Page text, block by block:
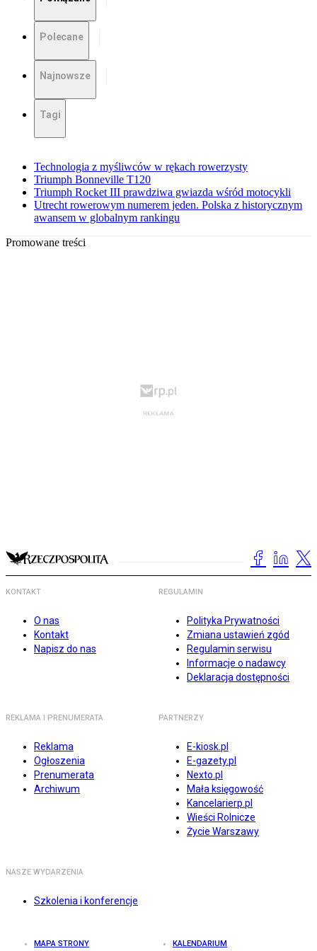
Polecane
Najnowsze
Tagi
Technologia z myśliwców w rękach rowerzysty
Triumph Bonneville T120
Triumph Rocket III prawdziwa gwiazda wśród motocykli
Utrecht rowerowym numerem jeden. Polska z historycznym
awansem w globalnym rankingu
Promowane treści
KONTAKT
O nas
Kontakt
Napisz do nas
REGULAMIN
Polityka Prywatności
Zmiana ustawień zgód
Regulamin serwisu
Informacje o nadawcy
Deklaracja dostępności
REKLAMA I PRENUMERATA
Reklama
Ogłoszenia
Prenumerata
Archiwum
PARTNERZY
E-kiosk.pl
E-gazety.pl
Nexto.pl
Mała księgowość
Kancelarierp.pl
Wieści Rolnicze
Życie Warszawy
NASZE WYDARZENIA
Szkolenia i konferencje
MAPA STRONY KALENDARIUM